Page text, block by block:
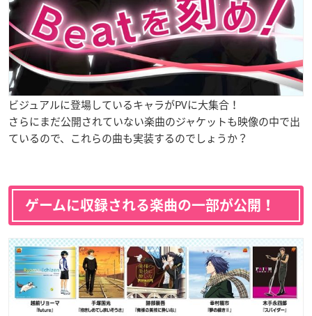
ビジュアルに登場しているキャラがPVに大集合！
さらにまだ公開されていない楽曲のジャケットも映像の中で出
ているので、これらの曲も実装するのでしょうか？
ゲームに収録される楽曲の一部が公開！